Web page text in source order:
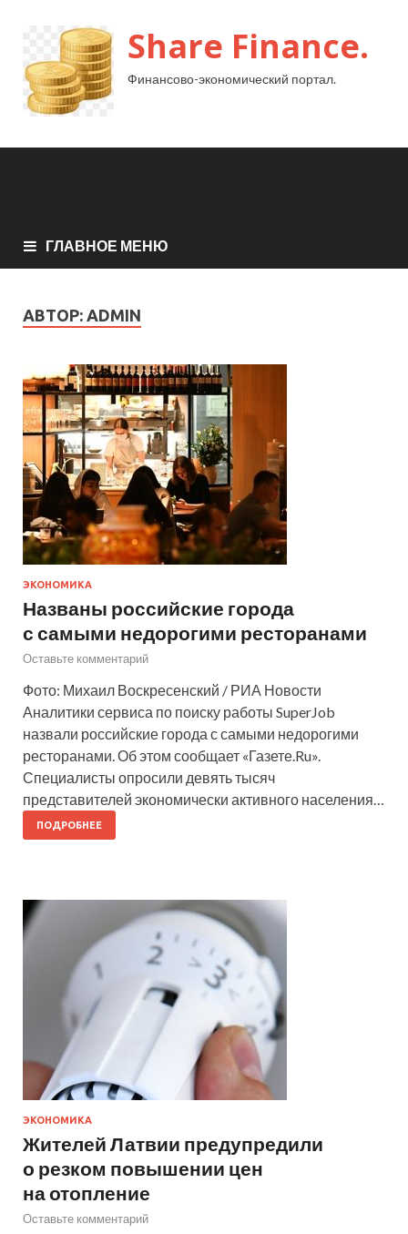
Share Finance.
Финансово-экономический портал.
ГЛАВНОЕ МЕНЮ
АВТОР: ADMIN
ЭКОНОМИКА
Названы российские города
с самыми недорогими ресторанами
Оставьте комментарий
Фото: Михаил Воскресенский / РИА Новости
Аналитики сервиса по поиску работы SuperJob
назвали российские города с самыми недорогими
ресторанами. Об этом сообщает «Газете.Ru».
Специалисты опросили девять тысяч
представителей экономически активного населения…
ПОДРОБНЕЕ
ЭКОНОМИКА
Жителей Латвии предупредили
о резком повышении цен
на отопление
Оставьте комментарий